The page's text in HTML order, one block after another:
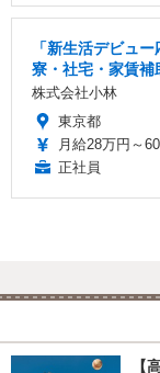
「新生活デビュ
寮・社宅・家賃補
株式会社小林
東京都
月給28万円～
正社員
【